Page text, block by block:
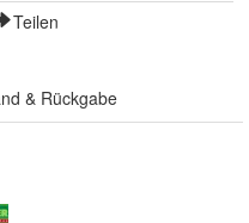
Teilen
& Rückgabe